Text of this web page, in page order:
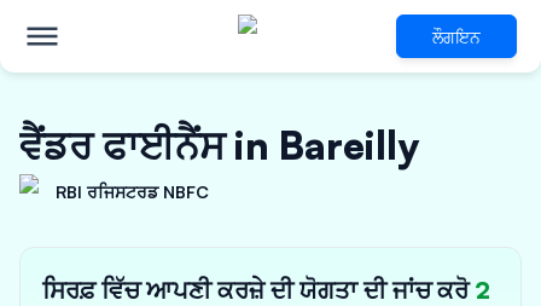
ਲੌਗਇਨ
ਵੈਂਡਰ ਫਾਈਨੈਂਸ in Bareilly
RBI ਰਜਿਸਟਰਡ NBFC
ਸਿਰਫ਼ ਵਿੱਚ ਆਪਣੀ ਕਰਜ਼ੇ ਦੀ ਯੋਗਤਾ ਦੀ ਜਾਂਚ ਕਰੋ2